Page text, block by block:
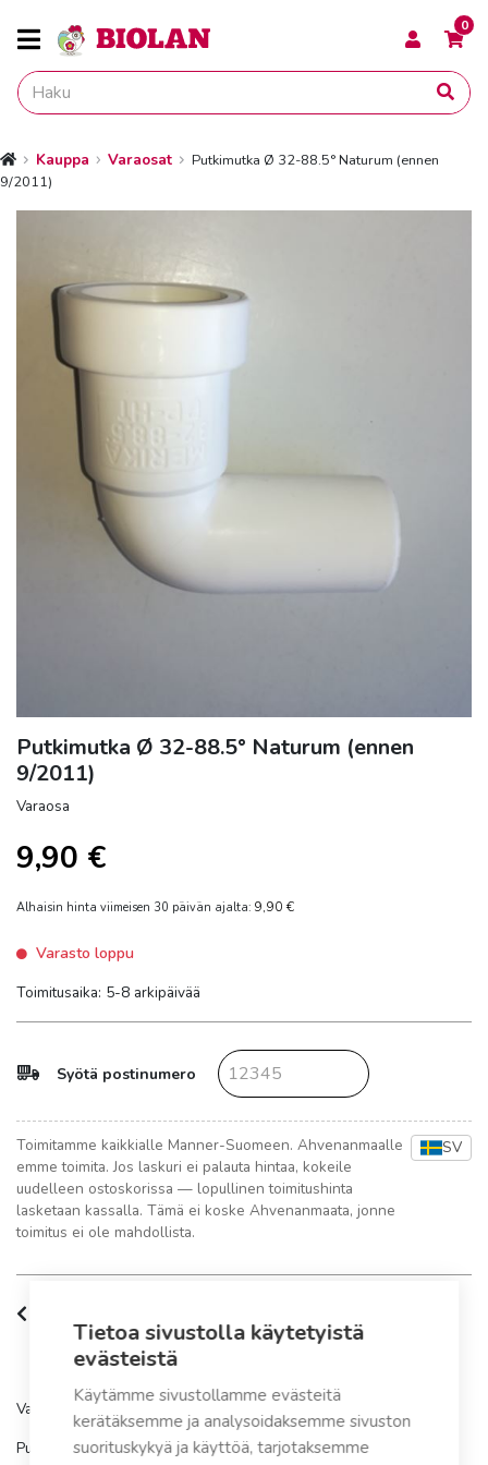
0
EtusivuKauppa Varaosat
Putkimutka Ø 32-88.5° Naturum (ennen
9/2011)
Putkimutka Ø 32-88.5° Naturum (ennen
9/2011)
Varaosa
9,90 €
Alhaisin hinta viimeisen 30 päivän ajalta: 9,90€
Varasto loppu
Toimitusaika: 5-8 arkipäivää
Syötä postinumero
Toimitamme kaikkialle Manner-Suomeen. Ahvenanmaalle
emme toimita. Jos laskuri ei palauta hintaa, kokeile
uudelleen ostoskorissa — lopullinen toimitushinta
lasketaan kassalla. Tämä ei koske Ahvenanmaata, jonne
toimitus ei ole mahdollista.
SV
Varaosa sopii tuotemalliin Naturum (ennen 9/2011)
Putkimutka Ø 32-88,5° Naturum (ennen 9/2011)
Tietoa sivustolla käytetyistä
evästeistä
Käytämme sivustollamme evästeitä
kerätäksemme ja analysoidaksemme sivuston
suorituskykyä ja käyttöä, tarjotaksemme